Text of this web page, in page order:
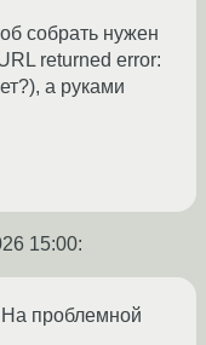
собрать нужен
returned error:
а руками
15:00:
проблемной